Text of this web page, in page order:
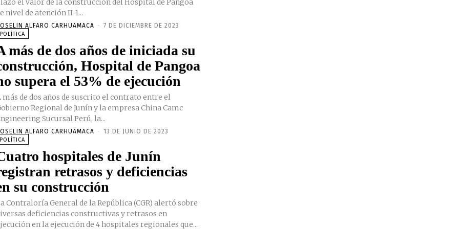
el valor de la construcción del Hospital de Pangoa
nivel de atención II-1...
ALFARO CARHUAMACA - 7 DE DICIEMBRE DE 2023
POLÍTICA
más de dos años de iniciada su
Hospital de Pangoa
supera el 53% de ejecución
más de dos años de suscrito el contrato entre el
Regional de Junín y la empresa China Camc
Sucursal Perú, la...
ALFARO CARHUAMACA - 13 DE JUNIO DE 2023
POLÍTICA
hospitales de Junín
retrasos y deficiencias
su construcción
Contraloría General de la República (CGR) alertó sobre
deficiencias constructivas y retrasos en
en la ejecución de 4 hospitales regionales que...